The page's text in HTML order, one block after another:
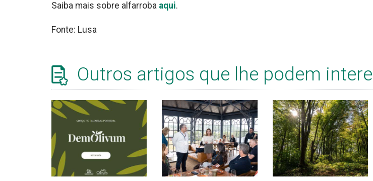
Saiba mais sobre alfarroba aqui.
Fonte: Lusa
Outros artigos que lhe podem